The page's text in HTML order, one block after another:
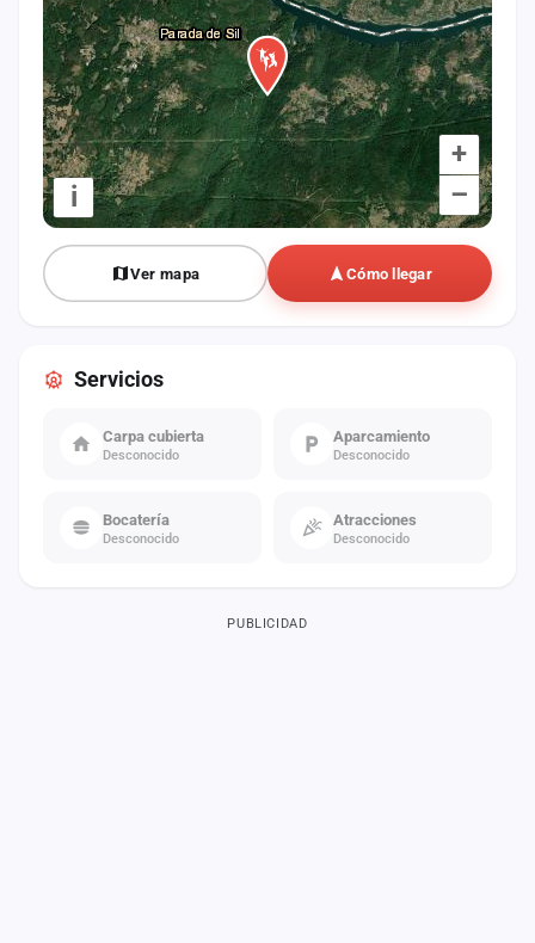
+
–
i
Ver mapa Cómo llegar
Servicios
Carpa cubierta
Desconocido
Aparcamiento
Desconocido
Bocatería
Desconocido
Atracciones
Desconocido
PUBLICIDAD